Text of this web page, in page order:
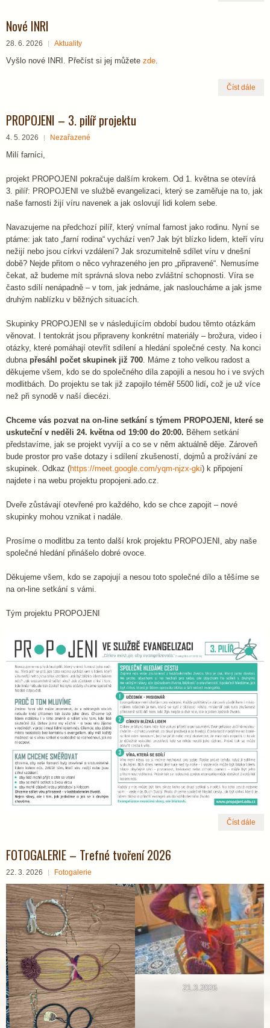
Nové INRI
28. 6. 2026 Aktuality
Vyšlo nové INRI. Přečíst si jej můžete zde
Číst dále
PROPOJENI – 3. pilíř projektu
4. 5. 2026 Nezařazené
Milí farníci,
projekt PROPOJENI pokračuje dalším krokem. Od 1. května se otevírá
3. pilíř: PROPOJENI ve službě evangelizaci, který se zaměřuje na to, jak
naše farnosti žijí víru navenek a jak oslovují lidi kolem sebe.
Navazujeme na předchozí pilíř, který vnímal farnost jako rodinu. Nyní se
ptáme: jak tato „farní rodina“ vychází ven? Jak být blízko lidem, kteří víru
nežijí nebo jsou církvi vzdálení? Jak srozumitelně sdílet víru v dnešní
době? Nejde přitom o něco vyhrazeného jen pro „připravené“. Nemusíme
čekat, až budeme mít správná slova nebo zvláštní schopnosti. Víra se
často sdílí nenápadně – v tom, jak jednáme, jak nasloucháme a jak jsme
druhým nablízku v běžných situacích.
Skupinky PROPOJENI se v následujícím období budou těmto otázkám
věnovat. I tentokrát jsou připraveny konkrétní materiály – brožura, video i
otázky, které pomáhají otevřít sdílení a hledání společné cesty. Na konci
dubna přesáhl počet skupinek již 700 . Máme z toho velkou radost a
děkujeme všem, kdo se do společného díla zapojili a nesou ho i ve svých
modlitbách. Do projektu se tak již zapojilo téměř 5500 lidí, což je už více
než při synodě v naší diecézi.
Chceme vás pozvat na on-line setkání s týmem PROPOJENI, které se
uskuteční v neděli 24. května od 19:00 do 20:00. Během setkání
představíme, jak se projekt vyvíjí a co se v něm aktuálně děje. Zároveň
bude prostor pro vaše dotazy i sdílení zkušeností, dojmů a prožívání ze
skupinek. Odkaz (https://meet.google.com/yqm-njzx-gki) k připojení
najdete i na webu projektu propojeni.ado.cz.
Dveře zůstávají otevřené pro každého, kdo se chce zapojit – nové
skupinky mohou vznikat i nadále.
Prosíme o modlitbu za tento další krok projektu PROPOJENI, aby naše
společné hledání přinášelo dobré ovoce.
Děkujeme všem, kdo se zapojují a nesou toto společné dílo a těšíme se
na on-line setkání s vámi.
Tým projektu PROPOJENI
Číst dále
FOTOGALERIE – Trefné tvoření 2026
22. 3. 2026 Fotogalerie
21.3.2026